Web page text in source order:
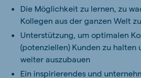
Die Möglichkeit zu lernen, zu
Kollegen aus der ganzen Welt
Unterstützung, um optimalen
(potenziellen) Kunden zu halten
weiter auszubauen
Ein inspirierendes und